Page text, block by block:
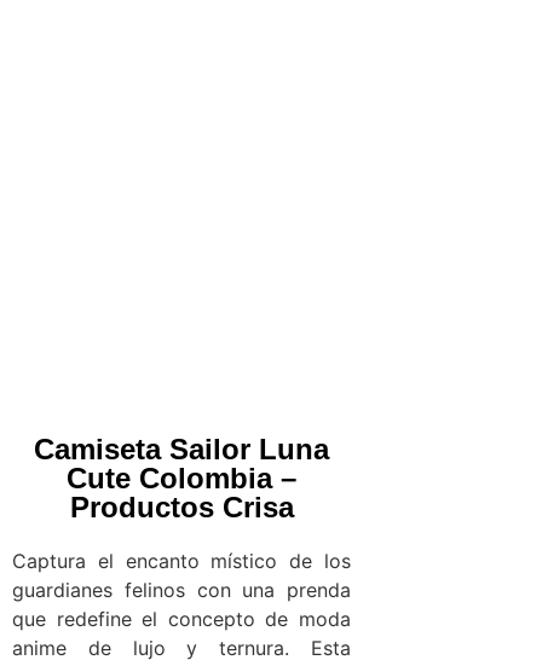
Camiseta Sailor Luna
Cute Colombia –
Productos Crisa
Captura el encanto místico de los
guardianes felinos con una prenda
que redefine el concepto de moda
anime de lujo y ternura. Esta